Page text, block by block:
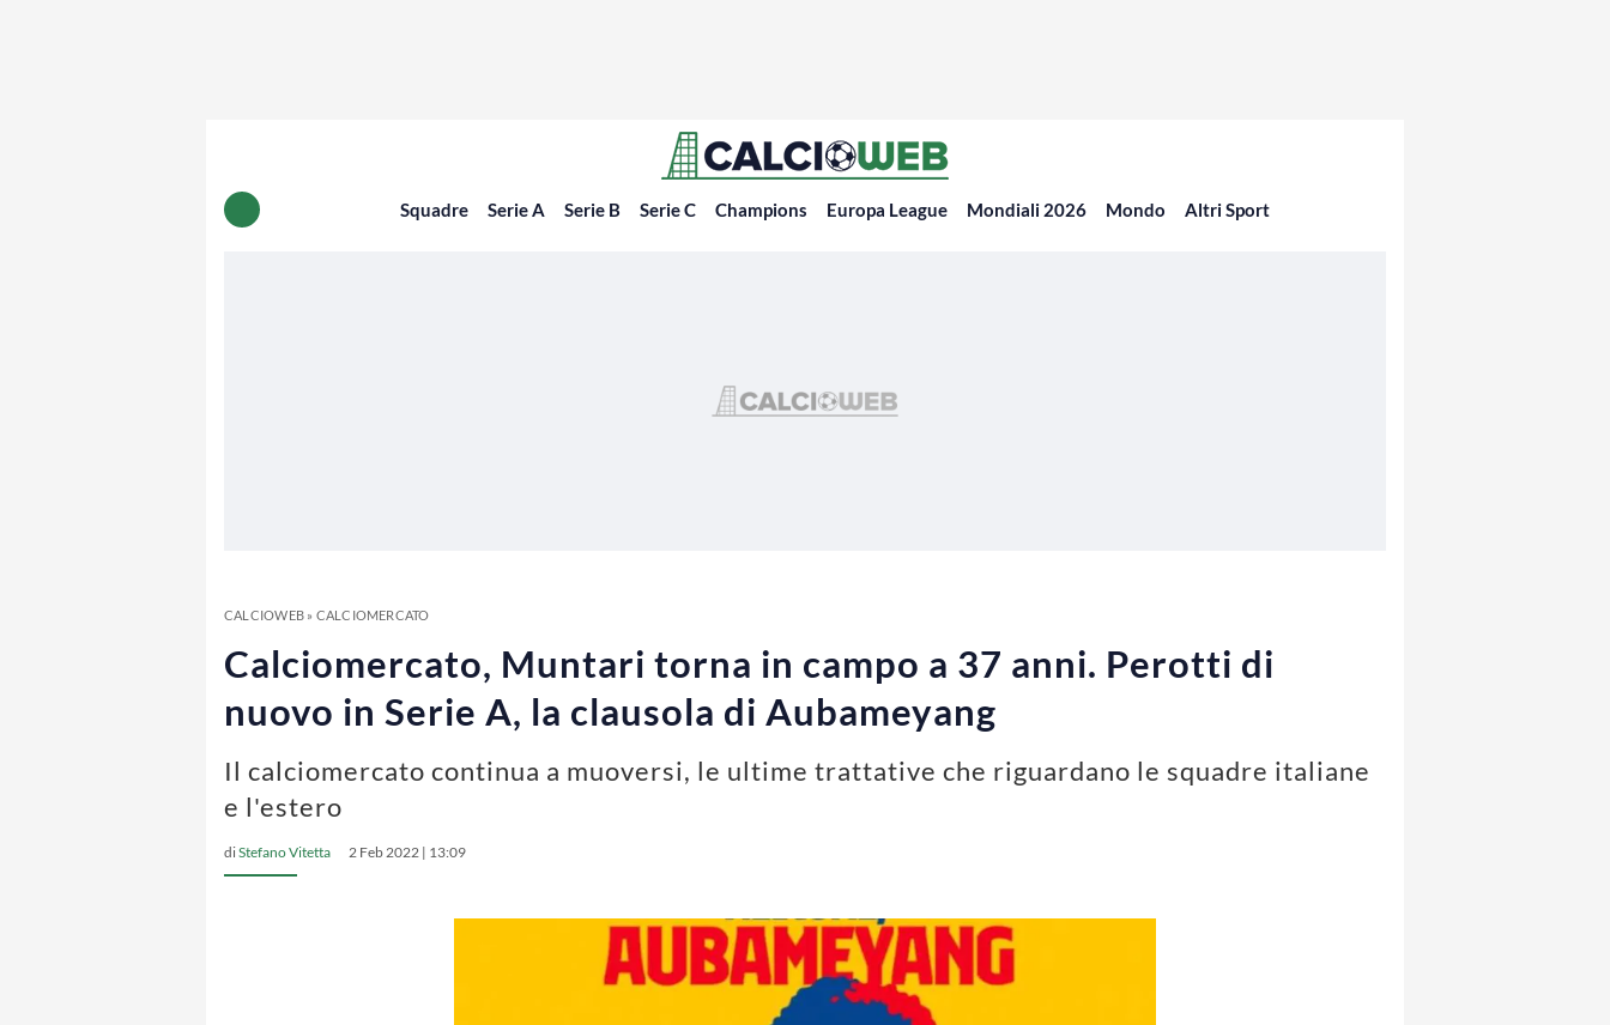
Squadre Serie A Serie B Serie C Champions Europa League Mondiali 2026 Mondo Altri Sport
CALCIOWEB» CALCIOMERCATO
Calciomercato, Muntari torna in campo a 37 anni. Perotti di
nuovo in Serie A, la clausola di Aubameyang
Il calciomercato continua a muoversi, le ultime trattative che riguardano le squadre italiane
e l'estero
diStefano Vitetta 2 Feb 2022 | 13:09